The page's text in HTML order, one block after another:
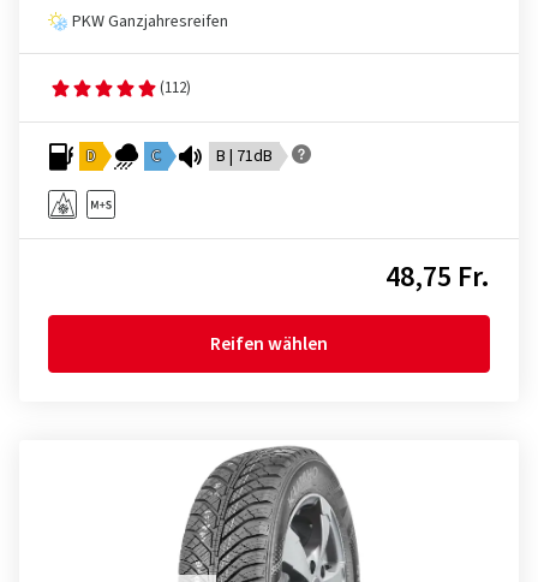
PKW Ganzjahresreifen
(112)
D C B | 71dB
48,75 Fr.
Reifen wählen